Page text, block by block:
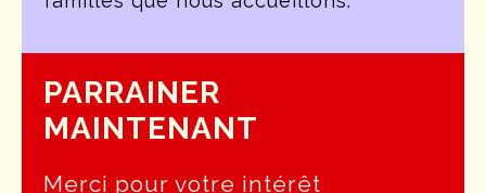
PARRAINER
MAINTENANT
Merci pour votre intérêt